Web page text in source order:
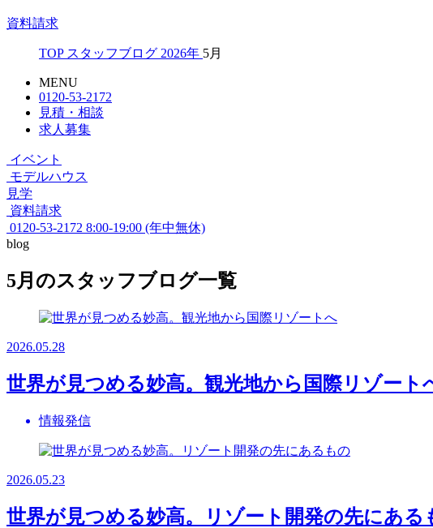
資料請求
TOP スタッフブログ 2026年 5月
MENU
0120-53-2172
見積・相談
求人募集
イベント
モデルハウス
見学
資料請求
0120-53-2172 8:00-19:00 (年中無休)
blog
5月のスタッフブログ一覧
2026.05.28
世界が見つめる妙高。観光地から国際リゾート
情報発信
2026.05.23
世界が見つめる妙高。リゾート開発の先にある